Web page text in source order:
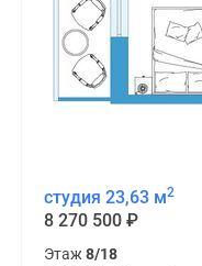
студия 23,63 м2
8 270 500 ₽
Этаж 8/18